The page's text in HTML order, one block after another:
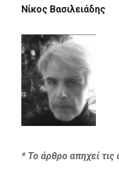
Νίκος Βασιλειάδης
* Το άρθρο απηχεί